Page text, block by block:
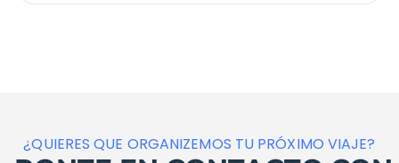
¿QUIERES QUE ORGANIZEMOS TU PRÓXIMO VIAJE?